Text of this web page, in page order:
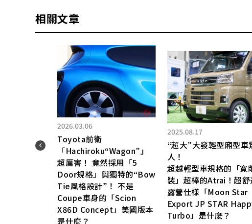
相關文章
2026.03.06
Toyota前衛
「Hachiroku“Wagon”」
超厲害！ 竟然採用「5
Door規格」與獨特的“Bow
Tie風格設計”！ 不是
Coupe車身的「Scion
X86D Concept」美國版本
是什麼？
2025.08.17
“超大”大發輕型廂型車
人！
超越輕型車規格的「寬
裝」超棒的Atrai！超舒
露營仕様「Moon Star
Export JP STAR
Turbo」是什麼？